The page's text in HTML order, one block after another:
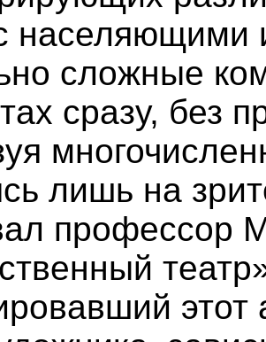
населяющими
сложные
сразу, без
лишь на
профессор